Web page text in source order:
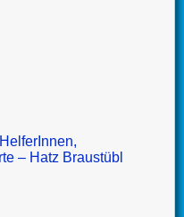
– Hatz Braustübl